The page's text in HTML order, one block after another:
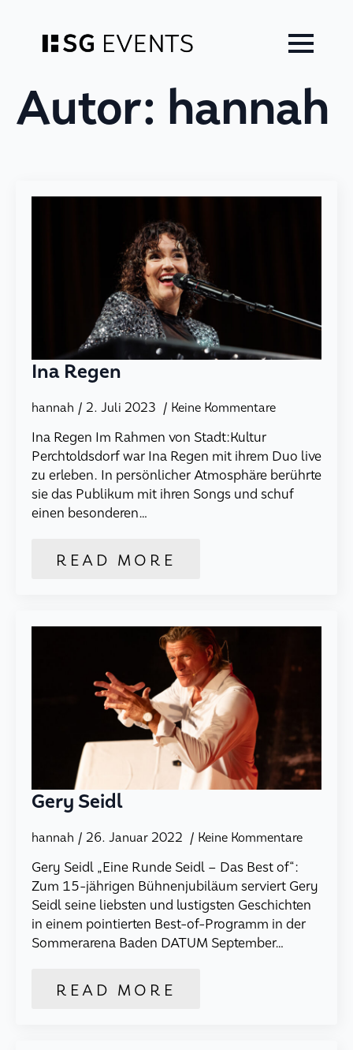
springen
Autor: hannah
Ina Regen
hannah 2. Juli 2023 Keine Kommentare
Ina Regen Im Rahmen von Stadt:Kultur
Perchtoldsdorf war Ina Regen mit ihrem Duo live
zu erleben. In persönlicher Atmosphäre berührte
sie das Publikum mit ihren Songs und schuf
einen besonderen…
READ MORE
Gery Seidl
hannah 26. Januar 2022 Keine Kommentare
Gery Seidl „Eine Runde Seidl – Das Best of“:
Zum 15-jährigen Bühnenjubiläum serviert Gery
Seidl seine liebsten und lustigsten Geschichten
in einem pointierten Best-of-Programm in der
Sommerarena Baden DATUM September…
READ MORE